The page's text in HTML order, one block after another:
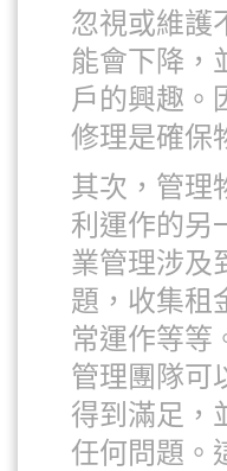
忽視或維護
能會下降，
戶的興趣。
修理是確保
其次，管理
利運作的另
業管理涉及
題，收集租
常運作等等
管理團隊可
得到滿足，
任何問題。